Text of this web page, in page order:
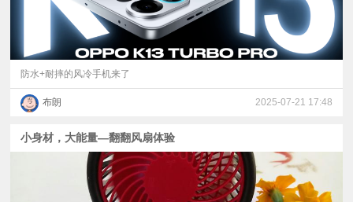
防水+耐摔的风冷手机来了
布朗 2025-07-21 17:48
小身材，大能量—翻翻风扇体验